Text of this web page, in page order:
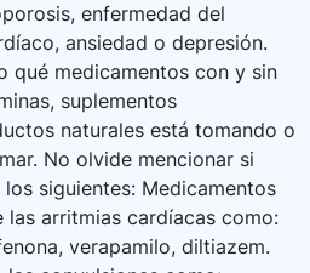
enfermedad del
ansiedad o depresión.
qué medicamentos con y sin
suplementos
naturales está tomando o
No olvide mencionar si
siguientes: Medicamentos
las arritmias cardíacas como:
verapamilo, diltiazem.